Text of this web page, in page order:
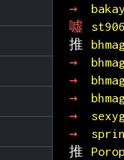
→
噓
推
→
→
→
→
→
推